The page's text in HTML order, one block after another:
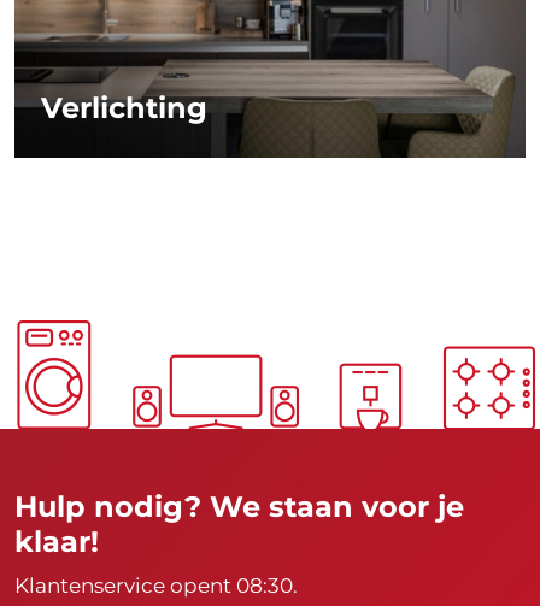
Verlichting
Hulp nodig? We staan voor je
klaar!
Klantenservice opent 08:30.